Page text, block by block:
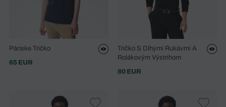
Pánske Tričko
65 EUR
Tričko S Dlhými Rukávmi A
Rolákovým Výstrihom
80 EUR